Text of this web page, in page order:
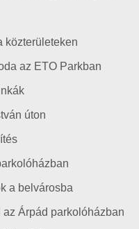
közterületeken
az ETO Parkban
úton
a belvárosba
Árpád parkolóházban